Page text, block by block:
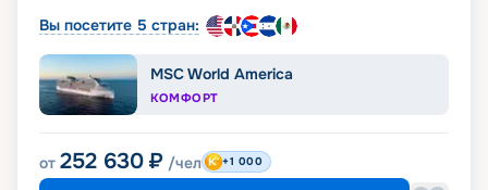
Вы посетите 5 стран:
MSC World America
КОМФОРТ
от 252 630 ₽ /чел +1 000